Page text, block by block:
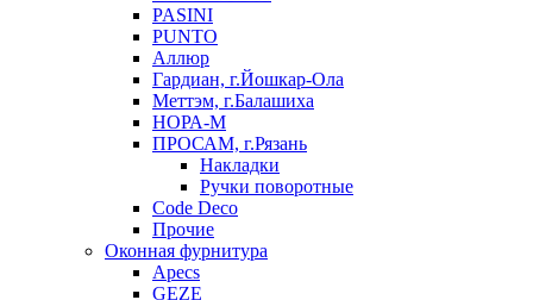
PASINI
PUNTO
Аллюр
Гардиан, г.Йошкар-Ола
Меттэм, г.Балашиха
НОРА-М
ПРОСАМ, г.Рязань
Накладки
Ручки поворотные
Code Deco
Прочие
Оконная фурнитура
Apecs
GEZE